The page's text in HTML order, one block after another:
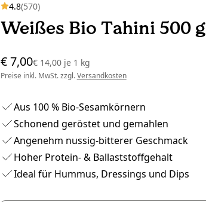
4.8(570)
Weißes Bio Tahini 500 g
€ 7,00€ 14,00 je1 kg
Preise inkl. MwSt. zzgl.Versandkosten
Aus 100 % Bio-Sesamkörnern
Schonend geröstet und gemahlen
Angenehm nussig-bitterer Geschmack
Hoher Protein- & Ballaststoffgehalt
Ideal für Hummus, Dressings und Dips